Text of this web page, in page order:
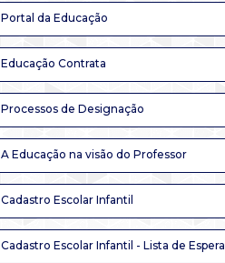
Portal da Educação
Educação Contrata
Processos de Designação
A Educação na visão do Professor
Cadastro Escolar Infantil
Cadastro Escolar Infantil - Lista de Espera